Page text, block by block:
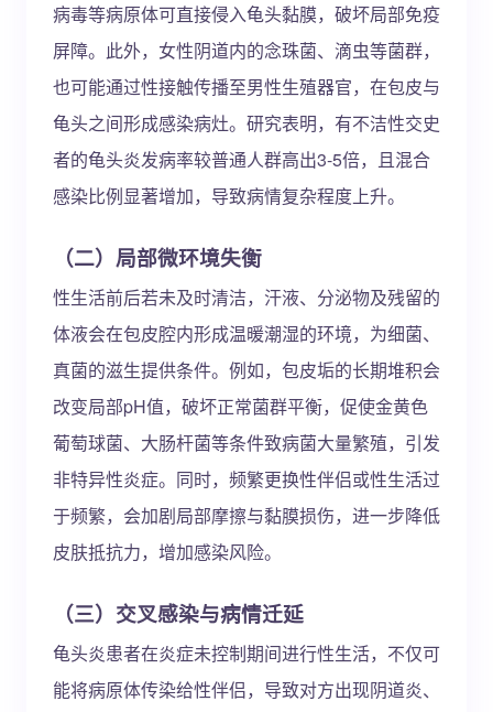
病毒等病原体可直接侵入龟头黏膜，破坏局部免疫
屏障。此外，女性阴道内的念珠菌、滴虫等菌群，
也可能通过性接触传播至男性生殖器官，在包皮与
龟头之间形成感染病灶。研究表明，有不洁性交史
者的龟头炎发病率较普通人群高出3-5倍，且混合
感染比例显著增加，导致病情复杂程度上升。
（二）局部微环境失衡
性生活前后若未及时清洁，汗液、分泌物及残留的
体液会在包皮腔内形成温暖潮湿的环境，为细菌、
真菌的滋生提供条件。例如，包皮垢的长期堆积会
改变局部pH值，破坏正常菌群平衡，促使金黄色
葡萄球菌、大肠杆菌等条件致病菌大量繁殖，引发
非特异性炎症。同时，频繁更换性伴侣或性生活过
于频繁，会加剧局部摩擦与黏膜损伤，进一步降低
皮肤抵抗力，增加感染风险。
（三）交叉感染与病情迁延
龟头炎患者在炎症未控制期间进行性生活，不仅可
能将病原体传染给性伴侣，导致对方出现阴道炎、